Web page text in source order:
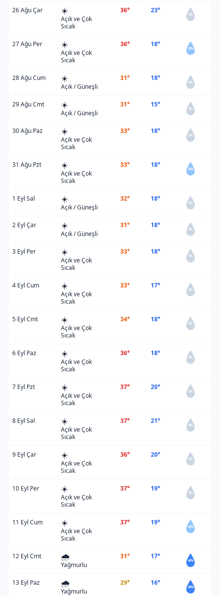
26 Ağu Çar ☀️
Açık ve Çok
Sıcak
36° 23°
0%
27 Ağu Per ☀️
Açık ve Çok
Sıcak
36° 18°
20%
28 Ağu Cum ☀️
Açık / Güneşli
31° 18°
0%
29 Ağu Cmt ☀️
Açık / Güneşli
31° 15°
0%
30 Ağu Paz ☀️
Açık ve Çok
Sıcak
33° 18°
0%
31 Ağu Pzt ☀️
Açık ve Çok
Sıcak
33° 18°
20%
1 Eyl Sal ☀️
Açık / Güneşli
32° 18°
0%
2 Eyl Çar ☀️
Açık / Güneşli
31° 18°
0%
3 Eyl Per ☀️
Açık ve Çok
Sıcak
33° 18°
0%
4 Eyl Cum ☀️
Açık ve Çok
Sıcak
33° 17°
0%
5 Eyl Cmt ☀️
Açık ve Çok
Sıcak
34° 18°
0%
6 Eyl Paz ☀️
Açık ve Çok
Sıcak
36° 18°
0%
7 Eyl Pzt ☀️
Açık ve Çok
Sıcak
37° 20°
0%
8 Eyl Sal ☀️
Açık ve Çok
Sıcak
37° 21°
0%
9 Eyl Çar ☀️
Açık ve Çok
Sıcak
36° 20°
0%
10 Eyl Per ☀️
Açık ve Çok
Sıcak
37° 19°
0%
11 Eyl Cum ☀️
Açık ve Çok
Sıcak
37° 19°
20%
12 Eyl Cmt 🌧️
Yağmurlu
31° 17°
40%
13 Eyl Paz 🌧️
Yağmurlu
29° 16°
40%